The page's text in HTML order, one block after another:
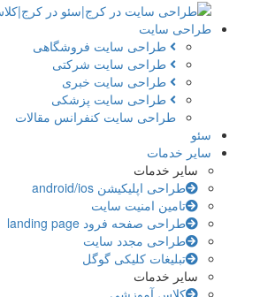
طراحی سایت
طراحی سایت فروشگاهی
طراحی سایت شرکتی
طراحی سایت خبری
طراحی سایت پزشکی
طراحی سایت کنفرانس مقالات
سئو
سایر خدمات
سایر خدمات
طراحی اپلیکیشن android/ios
تامین امنیت سایت
طراحی صفحه فرود landing page
طراحی مجدد سایت
تبلیغات کلیکی گوگل
سایر خدمات